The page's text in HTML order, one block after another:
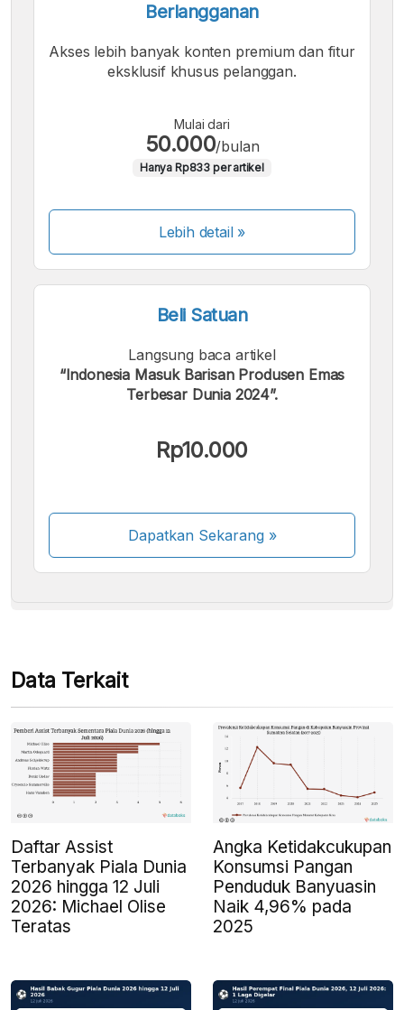
Berlangganan
Akses lebih banyak konten premium dan fitur
eksklusif khusus pelanggan.
Mulai dari
50.000/bulan
Hanya Rp833 per artikel
Lebih detail »
Beli Satuan
Langsung baca artikel
“Indonesia Masuk Barisan Produsen Emas
Terbesar Dunia 2024”.
Rp10.000
Dapatkan Sekarang»
Beberapa metode pembayaran masih dalam
Data Terkait
Daftar Assist
Terbanyak Piala Dunia
2026 hingga 12 Juli
2026: Michael Olise
Teratas
Angka Ketidakcukupan
Konsumsi Pangan
Penduduk Banyuasin
Naik 4,96% pada
2025